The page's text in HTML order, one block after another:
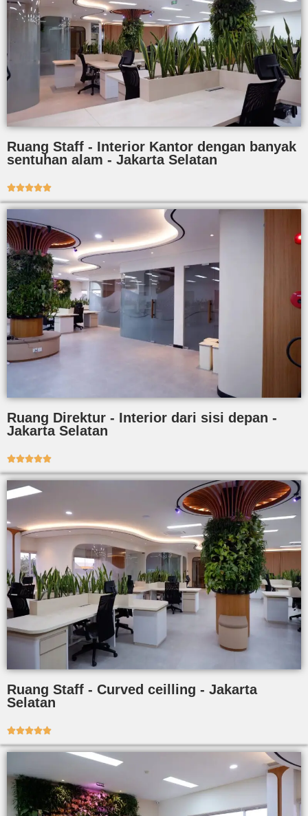
Ruang Staff - Interior Kantor dengan banyak
sentuhan alam - Jakarta Selatan

Ruang Direktur - Interior dari sisi depan -
Jakarta Selatan

Ruang Staff - Curved ceilling - Jakarta
Selatan
